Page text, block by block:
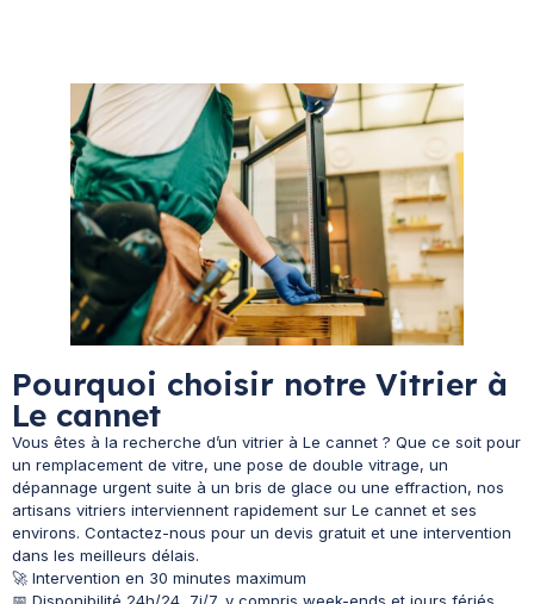
Pourquoi choisir notre Vitrier à
Le cannet
Vous êtes à la recherche d’un vitrier à Le cannet ? Que ce soit pour
un remplacement de vitre, une pose de double vitrage, un
dépannage urgent suite à un bris de glace ou une effraction, nos
artisans vitriers interviennent rapidement sur Le cannet et ses
environs. Contactez-nous pour un devis gratuit et une intervention
dans les meilleurs délais.
🚀 Intervention en 30 minutes maximum